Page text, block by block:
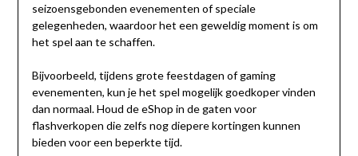
seizoensgebonden evenementen of speciale
gelegenheden, waardoor het een geweldig moment is om
het spel aan te schaffen.
Bijvoorbeeld, tijdens grote feestdagen of gaming
evenementen, kun je het spel mogelijk goedkoper vinden
dan normaal. Houd de eShop in de gaten voor
flashverkopen die zelfs nog diepere kortingen kunnen
bieden voor een beperkte tijd.